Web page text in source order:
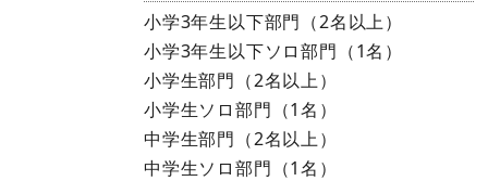
小学3年生以下部門（2名以上）
小学3年生以下ソロ部門（1名）
小学生部門（2名以上）
小学生ソロ部門（1名）
中学生部門（2名以上）
中学生ソロ部門（1名）